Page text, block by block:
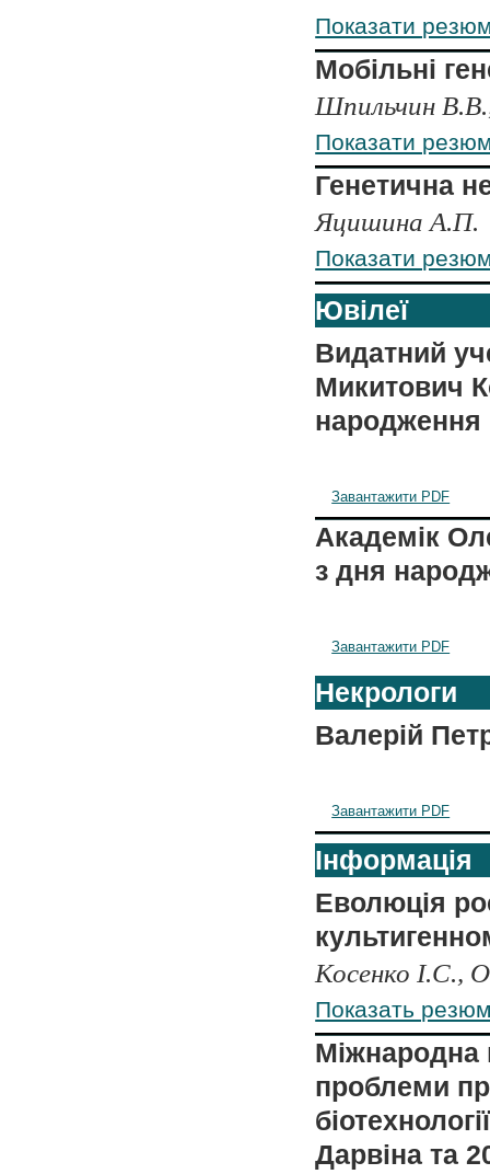
Показати
Мобільні
Шпильчин
Показати
Генетична
Яцишина А.П.
Показати
Ювілеї
Видатний
Микитович
народження
Завантажити PDF
Академік
з дня
Завантажити PDF
Некрологи
Валерій
Завантажити PDF
Інформація
Еволюція
Косенко І.С.,
Показать
Міжнародна
проблеми
Дарвіна та